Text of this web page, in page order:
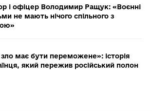
і офіцер Володимир Ращук: «Воєнні
не мають нічого спільного з
має бути переможене»: історія
який пережив російський полон